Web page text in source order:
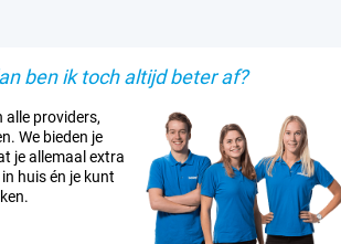
ben ik toch altijd beter af?
alle providers,
We bieden je
je allemaal extra
huis én je kunt